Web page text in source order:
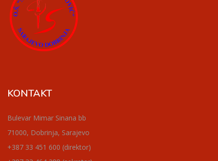
KONTAKT
Bulevar Mimar Sinana bb
71000, Dobrinja, Sarajevo
+387 33 451 600 (direktor)